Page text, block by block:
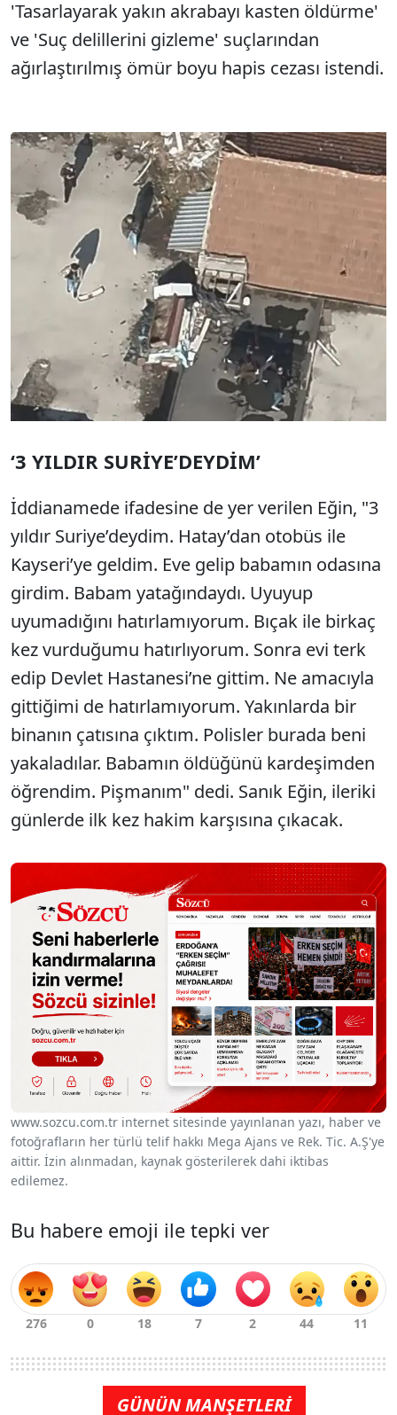
'Tasarlayarak yakın akrabayı kasten öldürme'
ve 'Suç delillerini gizleme' suçlarından
ağırlaştırılmış ömür boyu hapis cezası istendi.
‘3 YILDIR SURİYE’DEYDİM’
İddianamede ifadesine de yer verilen Eğin, "3
yıldır Suriye’deydim. Hatay’dan otobüs ile
Kayseri’ye geldim. Eve gelip babamın odasına
girdim. Babam yatağındaydı. Uyuyup
uyumadığını hatırlamıyorum. Bıçak ile birkaç
kez vurduğumu hatırlıyorum. Sonra evi terk
edip Devlet Hastanesi’ne gittim. Ne amacıyla
gittiğimi de hatırlamıyorum. Yakınlarda bir
binanın çatısına çıktım. Polisler burada beni
yakaladılar. Babamın öldüğünü kardeşimden
öğrendim. Pişmanım" dedi. Sanık Eğin, ileriki
günlerde ilk kez hakim karşısına çıkacak.
www.sozcu.com.tr internet sitesinde yayınlanan yazı, haber ve
fotoğrafların her türlü telif hakkı Mega Ajans ve Rek. Tic. A.Ş'ye
aittir. İzin alınmadan, kaynak gösterilerek dahi iktibas
edilemez.
Bu habere emoji ile tepki ver
GÜNÜN MANŞETLERİ